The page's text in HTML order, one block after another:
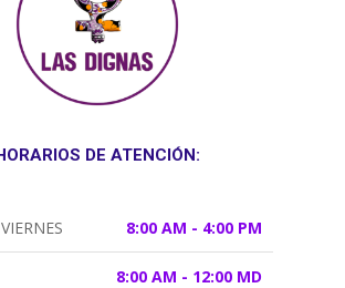
DE ATENCIÓN:
8:00 AM - 4:00 PM
8:00 AM - 12:00 MD